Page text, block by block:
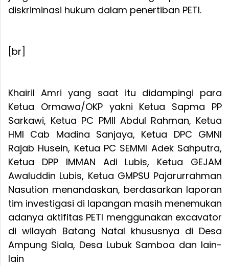
diskriminasi hukum dalam penertiban PETI.
[br]
Khairil Amri yang saat itu didampingi para
Ketua Ormawa/OKP yakni Ketua Sapma PP
Sarkawi, Ketua PC PMII Abdul Rahman, Ketua
HMI Cab Madina Sanjaya, Ketua DPC GMNI
Rajab Husein, Ketua PC SEMMI Adek Sahputra,
Ketua DPP IMMAN Adi Lubis, Ketua GEJAM
Awaluddin Lubis, Ketua GMPSU Pajarurrahman
Nasution menandaskan, berdasarkan laporan
tim investigasi di lapangan masih menemukan
adanya aktifitas PETI menggunakan excavator
di wilayah Batang Natal khususnya di Desa
Ampung Siala, Desa Lubuk Samboa dan lain-
lain